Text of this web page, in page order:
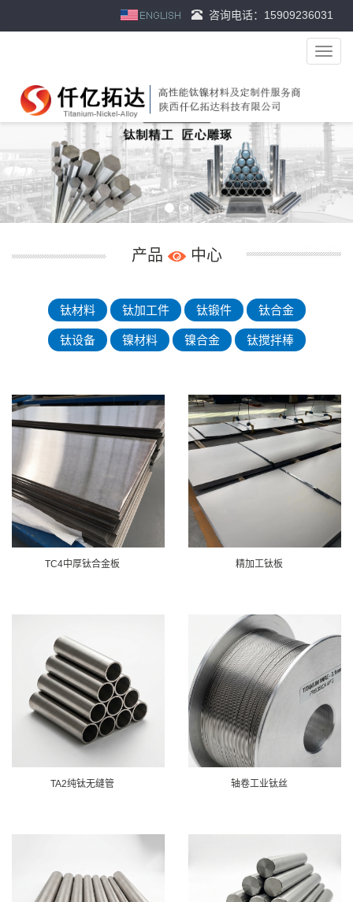
咨询电话：15909236031
导
航
产品 中心
钛材料 钛加工件 钛锻件 钛合金
钛设备 镍材料 镍合金 钛搅拌棒
TC4中厚钛合金板 精加工钛板
TA2纯钛无缝管 轴卷工业钛丝